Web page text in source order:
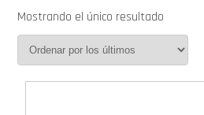
Calendario de Adviento
Cover Pop!
Mostrando el único resultado